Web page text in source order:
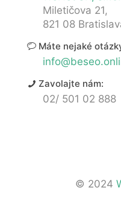
Miletičova 21,
821 08
Máte nejaké
Zavolajte nám:
02/ 501 02 888
© 2024